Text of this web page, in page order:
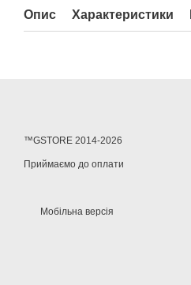
Опис Характеристики
™GSTORE 2014-2026
Приймаємо до оплати
Мобільна версія